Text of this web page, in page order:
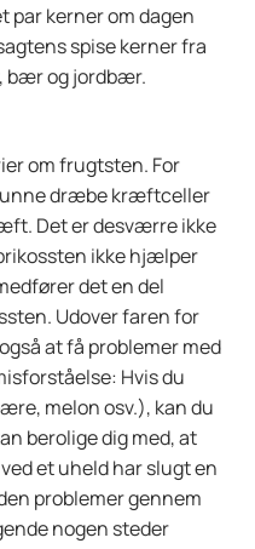
par kerner om dagen
spise kerner fra
bær og jordbær.
om frugtsten. For
dræbe kræftceller
Det er desværre ikke
ikke hjælper
det en del
Udover faren for
at få problemer med
Hvis du
melon osv.), kan du
berolige dig med, at
et uheld har slugt en
problemer gennem
nogen steder